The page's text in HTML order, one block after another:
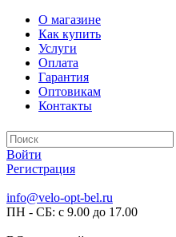
О магазине
Как купить
Услуги
Оплата
Гарантия
Оптовикам
Контакты
Войти
Регистрация
info@velo-opt-bel.ru
ПН - СБ: с 9.00 до 17.00